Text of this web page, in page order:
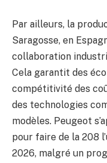
Par ailleurs, la
Saragosse, en
collaboration
Cela garantit des
compétitivité des
des technologies
modèles. Peugeot
pour faire de la 208
2026, malgré un